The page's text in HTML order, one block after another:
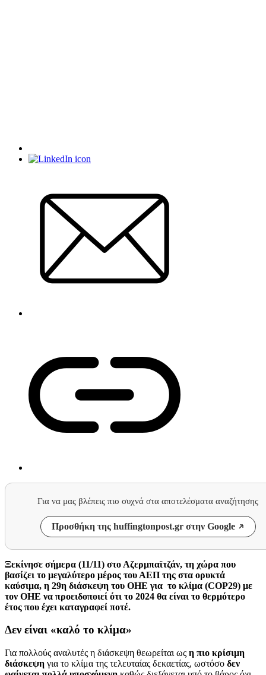
Για να μας βλέπεις πιο συχνά στα αποτελέσματα αναζήτησης
Προσθήκη της huffingtonpost.gr στην Google
Ξεκίνησε σήμερα (11/11) στο Αζερμπαϊτζάν, τη χώρα που
βασίζει το μεγαλύτερο μέρος του ΑΕΠ της στα ορυκτά
καύσιμα, η 29η διάσκεψη του ΟΗΕ για το κλίμα (COP29) με
τον ΟΗΕ να προειδοποιεί ότι το 2024 θα είναι το θερμότερο
έτος που έχει καταγραφεί ποτέ.
Δεν είναι «καλό το κλίμα»
Για πολλούς αναλυτές η διάσκεψη θεωρείται ως η πιο κρίσιμη
διάσκεψη για το κλίμα της τελευταίας δεκαετίας, ωστόσο δεν